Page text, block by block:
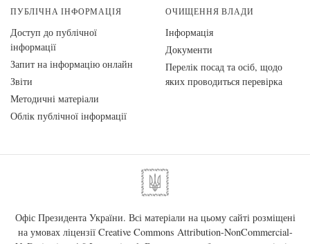
ПУБЛІЧНА ІНФОРМАЦІЯ
Доступ до публічної
інформації
Запит на інформацію онлайн
Звіти
Методичні матеріали
Облік публічної інформації
ОЧИЩЕННЯ ВЛАДИ
Інформація
Документи
Перелік посад та осіб, щодо
яких проводиться перевірка
Офіс Президента України. Всі матеріали на цьому сайті розміщені
на умовах ліцензії Creative Commons Attribution-NonCommercial-